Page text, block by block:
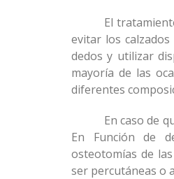
El
evitar los
dedos y utilizar
mayoría de las
diferentes
En caso de
En Función de
osteotomías de
ser percutáneas o